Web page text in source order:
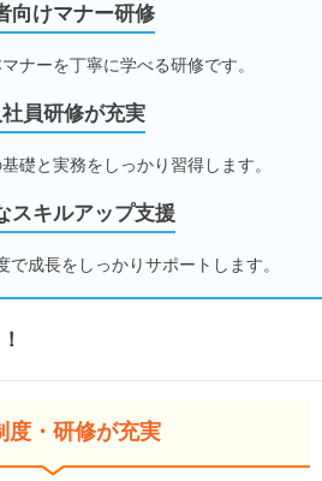
向けマナー研修
ナーを丁寧に学べる研修です。
員研修が充実
礎と実務をしっかり習得します。
スキルアップ支援
成長をしっかりサポートします。
度・研修が充実